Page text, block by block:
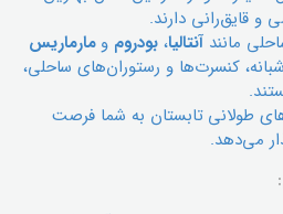
و قایق‌رانی دارند.
مانندآنتالیا، بودروم ومارماریس
کنسرت‌ها و رستوران‌های ساحلی،
طولانی تابستان به شما فرصت
می‌دهد.